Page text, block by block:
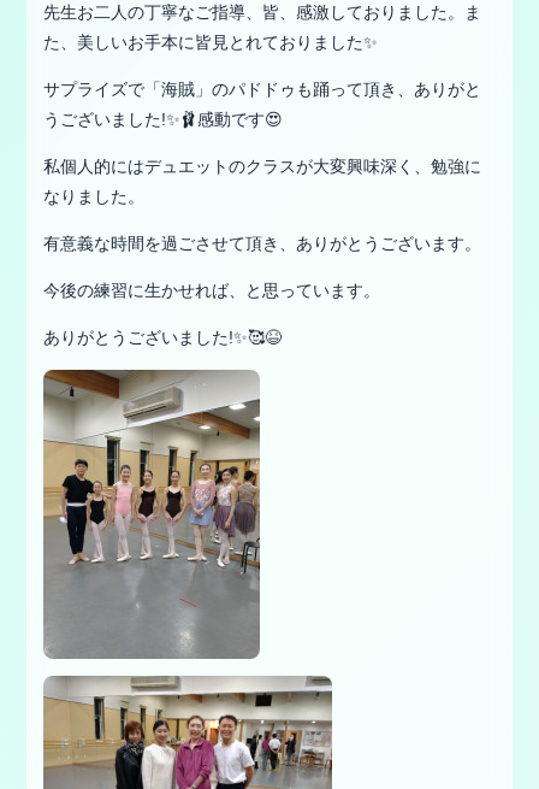
先生お二人の丁寧なご指導、皆、感激しておりました。ま
た、美しいお手本に皆見とれておりました✨
サプライズで「海賊」のパドドゥも踊って頂き、ありがと
うございました!✨🩰感動です😍
私個人的にはデュエットのクラスが大変興味深く、勉強に
なりました。
有意義な時間を過ごさせて頂き、ありがとうございます。
今後の練習に生かせれば、と思っています。
ありがとうございました!✨🥰😆